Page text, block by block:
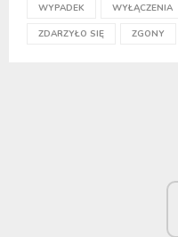
WYPADEK WYŁĄCZENIA
ZDARZYŁO SIĘ ZGONY